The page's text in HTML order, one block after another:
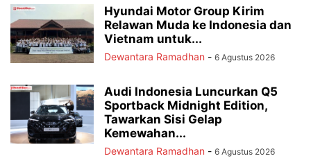
Hyundai Motor Group Kirim
Relawan Muda ke Indonesia dan
Vietnam untuk...
Dewantara Ramadhan - 6 Agustus 2026
Audi Indonesia Luncurkan Q5
Sportback Midnight Edition,
Tawarkan Sisi Gelap
Kemewahan...
Dewantara Ramadhan - 6 Agustus 2026